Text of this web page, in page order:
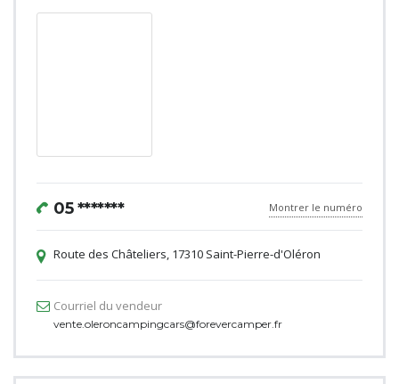
05 ******* Montrer le numéro
Route des Châteliers, 17310 Saint-Pierre-d'Oléron
Courriel du vendeur
vente.oleroncampingcars@forevercamper.fr